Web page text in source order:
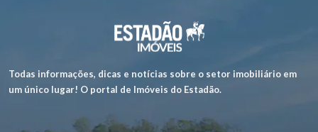
Todas informações, dicas e notícias sobre o setor imobiliário em
um único lugar! O portal de Imóveis do Estadão.